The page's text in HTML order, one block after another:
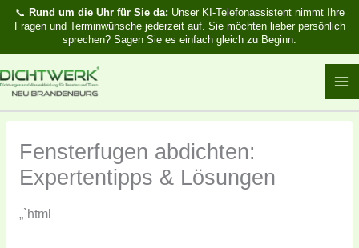
📞 Rund um die Uhr für Sie da: Unser KI-Telefonassistent nimmt Ihre
Fragen und Terminwünsche jederzeit auf. Sie möchten lieber persönlich
sprechen? Sagen Sie es einfach gleich zu Beginn.
Zum
Inhalt
springen
Fensterfugen abdichten:
Expertentipps & Lösungen
„`html